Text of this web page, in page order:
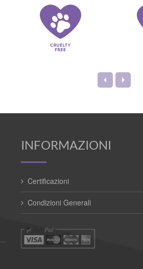
INFORMAZIONI
Certificazioni
Condizioni Generali